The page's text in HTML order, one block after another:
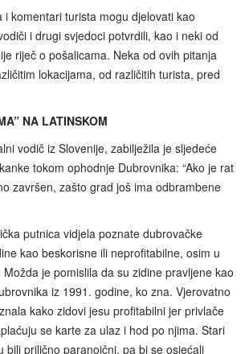
i komentari turista mogu djelovati kao
i drugi svjedoci potvrdili, kao i neki od
riječ o pošalicama. Neka od ovih pitanja
lokacijama, od različitih turista, pred
NA LATINSKOM
vodič iz Slovenije, zabilježila je sljedeće
tokom ophodnje Dubrovnika: “Ako je rat
završen, zašto grad još ima odbrambene
putnica vidjela poznate dubrovačke
kao beskorisne ili neprofitabilne, osim u
je pomislila da su zidine pravljene kao
iz 1991. godine, ko zna. Vjerovatno
kako zidovi jesu profitabilni jer privlače
se karte za ulaz i hod po njima. Stari
bili prilično paranoični, pa bi se osjećali